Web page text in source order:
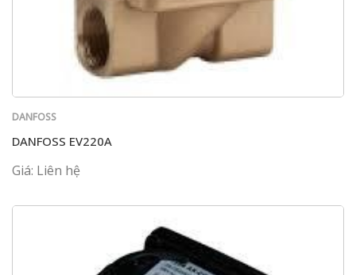
DANFOSS
DANFOSS EV220A
Giá: Liên hệ